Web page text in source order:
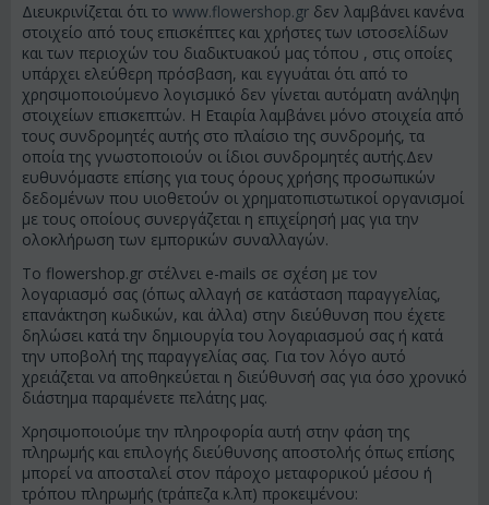
Διευκρινίζεται ότι το www.flowershop.gr δεν λαμβάνει κανένα
στοιχείο από τους επισκέπτες και χρήστες των ιστοσελίδων
και των περιοχών του διαδικτυακού μας τόπου , στις οποίες
υπάρχει ελεύθερη πρόσβαση, και εγγυάται ότι από το
χρησιμοποιούμενο λογισμικό δεν γίνεται αυτόματη ανάληψη
στοιχείων επισκεπτών. Η Εταιρία λαμβάνει μόνο στοιχεία από
τους συνδρομητές αυτής στο πλαίσιο της συνδρομής, τα
οποία της γνωστοποιούν οι ίδιοι συνδρομητές αυτής.Δεν
ευθυνόμαστε επίσης για τους όρους χρήσης προσωπικών
δεδομένων που υιοθετούν οι χρηματοπιστωτικοί οργανισμοί
με τους οποίους συνεργάζεται η επιχείρησή μας για την
ολοκλήρωση των εμπορικών συναλλαγών.
Το flowershop.gr στέλνει e-mails σε σχέση με τον
λογαριασμό σας (όπως αλλαγή σε κατάσταση παραγγελίας,
επανάκτηση κωδικών, και άλλα) στην διεύθυνση που έχετε
δηλώσει κατά την δημιουργία του λογαριασμού σας ή κατά
την υποβολή της παραγγελίας σας. Για τον λόγο αυτό
χρειάζεται να αποθηκεύεται η διεύθυνσή σας για όσο χρονικό
διάστημα παραμένετε πελάτης μας.
Χρησιμοποιούμε την πληροφορία αυτή στην φάση της
πληρωμής και επιλογής διεύθυνσης αποστολής όπως επίσης
μπορεί να αποσταλεί στον πάροχο μεταφορικού μέσου ή
τρόπου πληρωμής (τράπεζα κ.λπ) προκειμένου: